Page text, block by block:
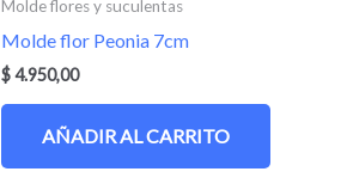
Molde flores y suculentas
Molde flor Peonia 7cm
$4.950,00
AÑADIR AL CARRITO